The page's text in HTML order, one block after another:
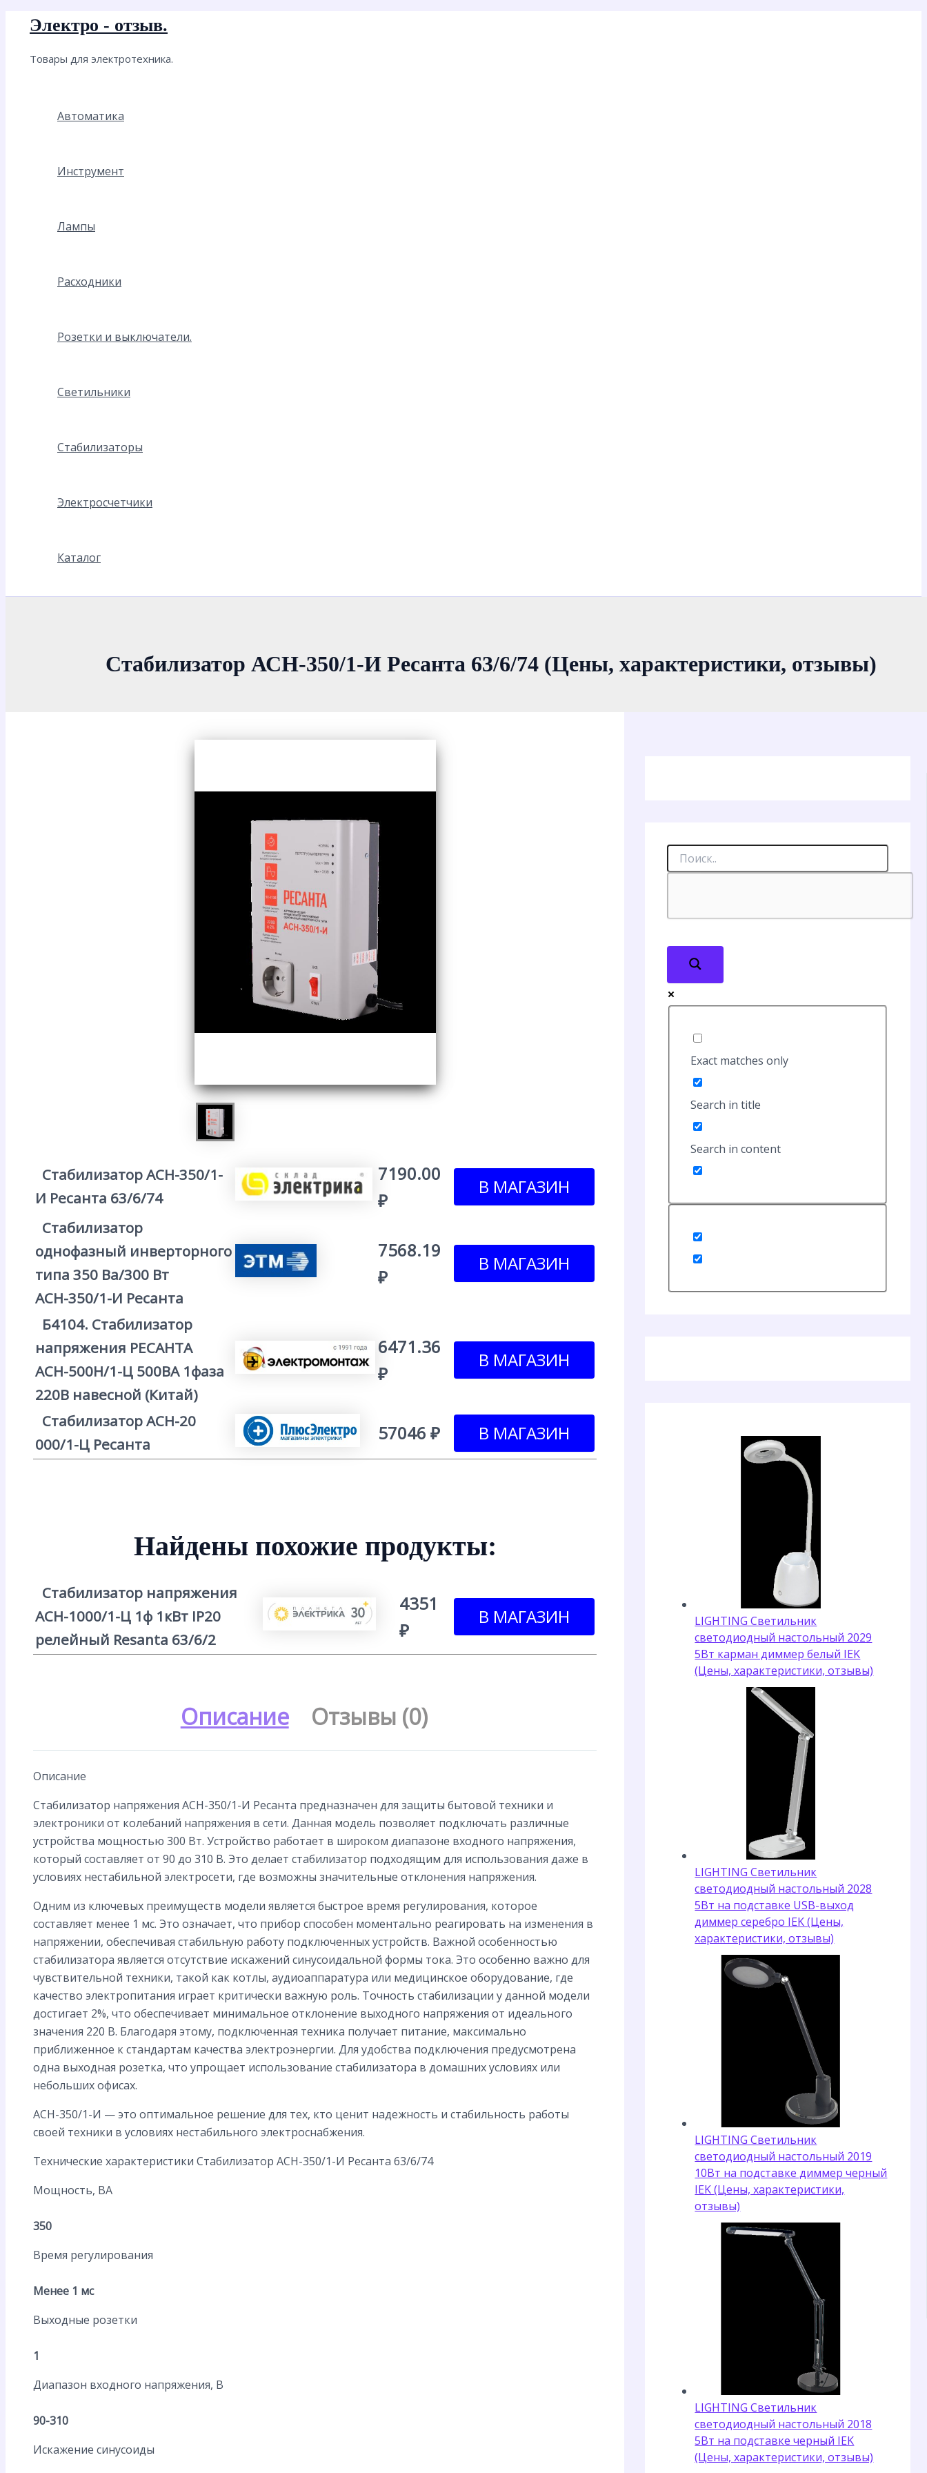
Перейти
содержимому
Электро - отзыв.
Товары для электротехника.
Автоматика
Инструмент
Лампы
Расходники
Розетки и выключатели.
Светильники
Стабилизаторы
Электросчетчики
Каталог
Стабилизатор АСН-350/1-И Ресанта 63/6/74 (Цены, характеристики, отзывы)
Стабилизатор АСН-350/1-
И Ресанта 63/6/74
7190.00
₽
Стабилизатор
однофазный инверторного
типа 350 Ва/300 Вт
АСН-350/1-И Ресанта
7568.19
₽
Б4104. Стабилизатор
напряжения РЕСАНТА
АСН-500Н/1-Ц 500ВА 1фаза
220В навесной (Китай)
6471.36
₽
Стабилизатор АСН-20
000/1-Ц Ресанта
57046 ₽
Найдены похожие продукты:
Стабилизатор напряжения
АСН-1000/1-Ц 1ф 1кВт IP20
релейный Resanta 63/6/2
4351
₽
Описание Отзывы (0)
Описание
Стабилизатор напряжения АСН-350/1-И Ресанта предназначен для защиты бытовой техники и
электроники от колебаний напряжения в сети. Данная модель позволяет подключать различные
устройства мощностью 300 Вт. Устройство работает в широком диапазоне входного напряжения,
который составляет от 90 до 310 В. Это делает стабилизатор подходящим для использования даже в
условиях нестабильной электросети, где возможны значительные отклонения напряжения.
Одним из ключевых преимуществ модели является быстрое время регулирования, которое
составляет менее 1 мс. Это означает, что прибор способен моментально реагировать на изменения в
напряжении, обеспечивая стабильную работу подключенных устройств. Важной особенностью
стабилизатора является отсутствие искажений синусоидальной формы тока. Это особенно важно для
чувствительной техники, такой как котлы, аудиоаппаратура или медицинское оборудование, где
качество электропитания играет критически важную роль. Точность стабилизации у данной модели
достигает 2%, что обеспечивает минимальное отклонение выходного напряжения от идеального
значения 220 В. Благодаря этому, подключенная техника получает питание, максимально
приближенное к стандартам качества электроэнергии. Для удобства подключения предусмотрена
одна выходная розетка, что упрощает использование стабилизатора в домашних условиях или
небольших офисах.
АСН-350/1-И — это оптимальное решение для тех, кто ценит надежность и стабильность работы
своей техники в условиях нестабильного электроснабжения.
Технические характеристики Стабилизатор АСН-350/1-И Ресанта 63/6/74
Мощность, ВА
350
Время регулирования
Менее 1 мс
Выходные розетки
1
Диапазон входного напряжения, В
90-310
Искажение синусоиды
Exact matches only
Search in title
Search in content
LIGHTING Светильник
светодиодный настольный 2029
5Вт карман диммер белый IEK
(Цены, характеристики, отзывы)
LIGHTING Светильник
светодиодный настольный 2028
5Вт на подставке USB-выход
диммер серебро IEK (Цены,
характеристики, отзывы)
LIGHTING Светильник
светодиодный настольный 2019
10Вт на подставке диммер черный
IEK (Цены, характеристики,
отзывы)
LIGHTING Светильник
светодиодный настольный 2018
5Вт на подставке черный IEK
(Цены, характеристики, отзывы)